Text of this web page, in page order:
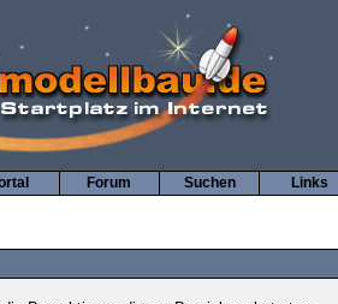
Links
Suchen
Forum